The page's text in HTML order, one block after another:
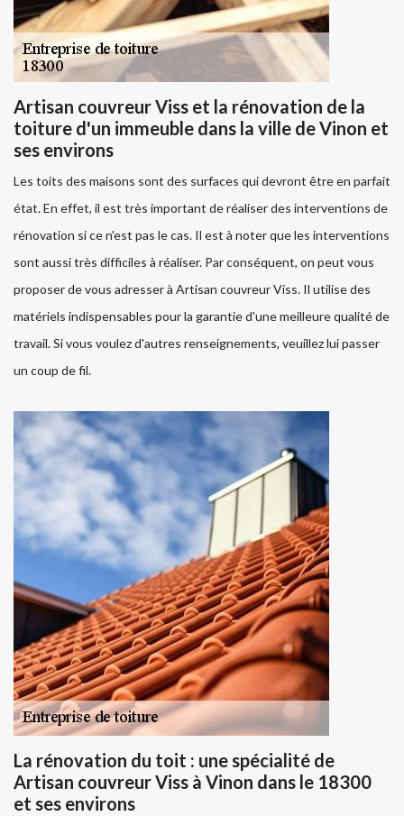
Artisan couvreur Viss et la rénovation de la
toiture d'un immeuble dans la ville de Vinon et
ses environs
Les toits des maisons sont des surfaces qui devront être en parfait
état. En effet, il est très important de réaliser des interventions de
rénovation si ce n'est pas le cas. Il est à noter que les interventions
sont aussi très difficiles à réaliser. Par conséquent, on peut vous
proposer de vous adresser à Artisan couvreur Viss. Il utilise des
matériels indispensables pour la garantie d'une meilleure qualité de
travail. Si vous voulez d'autres renseignements, veuillez lui passer
un coup de fil.
La rénovation du toit : une spécialité de
Artisan couvreur Viss à Vinon dans le 18300
et ses environs